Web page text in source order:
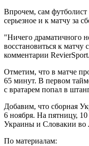
Впрочем, сам футболист
серьезное и к матчу за
"Ничего драматичного
восстановиться к
комментарии RevierSport.
Отметим, что в матче
65 минут. В первом
с вратарем попал в
Добавим, что сборная
6 ноября. На пятницу,
Украины и Словакии во
По материалам: